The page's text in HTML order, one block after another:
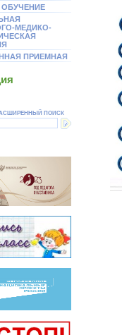
МЕДИКО-
ПРИЕМНАЯ
ПОИСК